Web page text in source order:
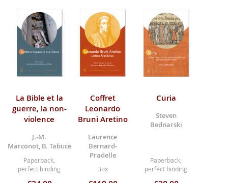
La Bible et la
guerre, la non-
violence
J.-M.
Marconot, B. Tabuce
Paperback,
perfect binding
Coffret
Leonardo
Bruni Aretino
Laurence
Bernard-
Pradelle
Box
Curia
Steven
Bednarski
Paperback,
perfect binding